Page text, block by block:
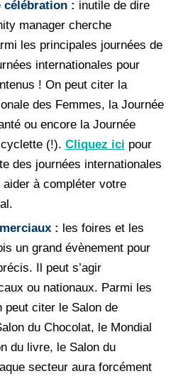
célébration : inutile de dire
manager cherche
les principales journées de
internationales pour
! On peut citer la
des Femmes, la Journée
ou encore la Journée
(!). Cliquez ici pour
des journées internationales
à compléter votre
: les foires et les
un grand évènement pour
Il peut s’agir
ou nationaux. Parmi les
peut citer le Salon de
du Chocolat, le Mondial
du livre, le Salon du
secteur aura forcément